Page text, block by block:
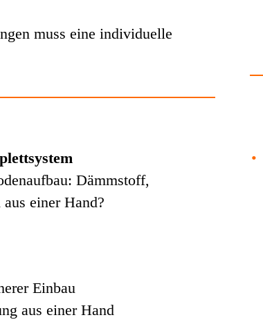
muss eine individuelle
Dämmstoff,
einer Hand?
Einbau
aus einer Hand
•